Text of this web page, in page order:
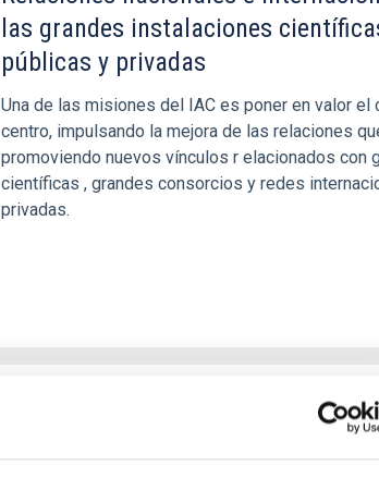
las grandes instalaciones
públicas y privadas
Una de las misiones del IAC es poner en valor el
centro, impulsando la mejora de las relaciones
promoviendo nuevos vínculos r elacionados con
científicas , grandes consorcios y redes
privadas.
Valorización de tecnología e
entorno productivo